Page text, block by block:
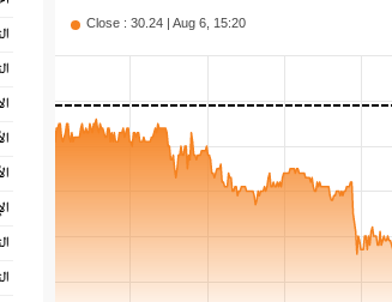
Close : 30.24 | Aug 6, 15:20